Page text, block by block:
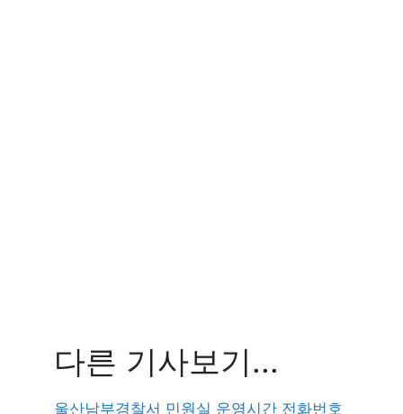
다른 기사보기...
울산남부경찰서 민원실 운영시간 전화번호